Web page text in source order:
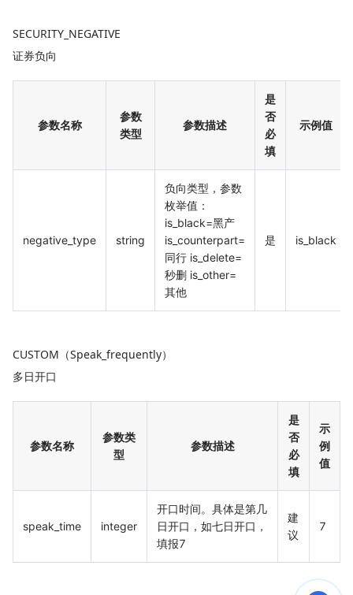
SECURITY_NEGATIVE
证券负向
参数名称
参数
类型
参数描述
是
否
必
填
示例值
negative_type string
负向类型，参数
枚举值：
is_black=黑产
is_counterpart=
同行 is_delete=
秒删 is_other=
其他
是 is_black
CUSTOM（Speak_frequently）
多日开口
参数名称
参数类
型
参数描述
是
否
必
填
示
例
值
speak_time integer
开口时间。具体是第几
日开口，如七日开口，
填报7
建
议
7